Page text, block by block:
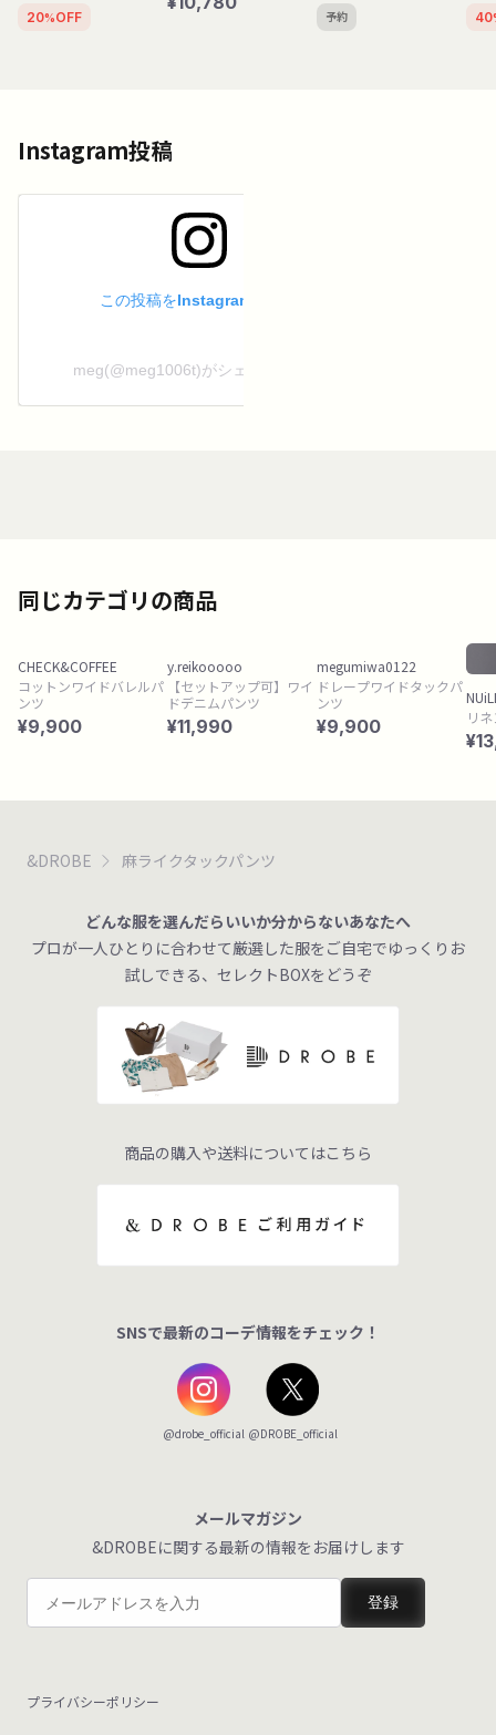
20%OFF 予約
40
Instagram投稿
この投稿をInstagramで見る
meg(@meg1006t)がシェアした投稿
同じカテゴリの商品
CHECK&COFFEE
コットンワイドバレルパ
ンツ
¥9,900
y.reikooooo
【セットアップ可】ワイ
ドデニムパンツ
¥11,990
megumiwa0122
ドレープワイドタックパ
ンツ
¥9,900
リ
&DROBE 麻ライクタックパンツ
どんな服を選んだらいいか分からないあなたへ
プロが一人ひとりに合わせて厳選した服をご自宅でゆっくりお
試しできる、セレクトBOXをどうぞ
商品の購入や送料についてはこちら
SNSで最新のコーデ情報をチェック！
@drobe_official @DROBE_official
メールマガジン
&DROBEに関する最新の情報をお届けします
登録
プライバシーポリシー